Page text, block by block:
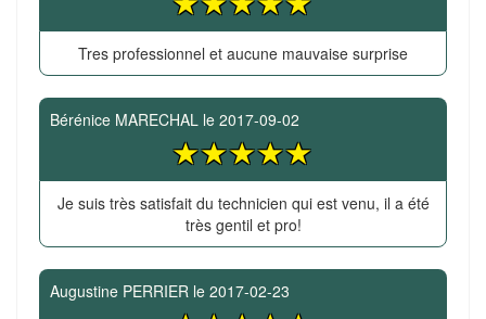
Tres professionnel et aucune mauvaise surprise
Bérénice MARECHAL le 2017-09-02
Je suis très satisfait du technicien qui est venu, il a été
très gentil et pro!
Augustine PERRIER le 2017-02-23